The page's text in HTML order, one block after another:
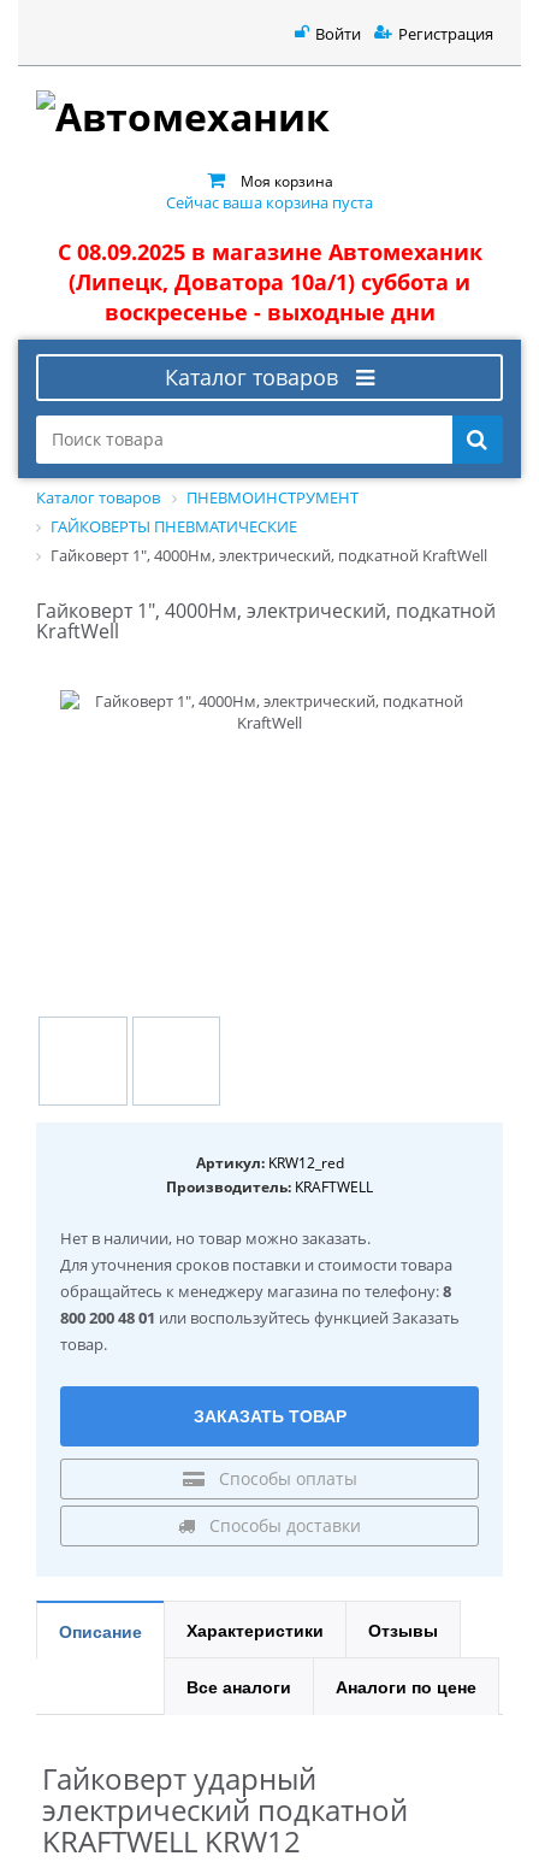
Войти Регистрация
Моя корзина
Сейчас ваша корзина пуста
С 08.09.2025 в магазине Автомеханик
(Липецк, Доватора 10а/1) суббота и
воскресенье - выходные дни
Каталог товаров
Каталог товаров
ПНЕВМОИНСТРУМЕНТ
ГАЙКОВЕРТЫ ПНЕВМАТИЧЕСКИЕ
Гайковерт 1", 4000Нм, электрический, подкатной KraftWell
Гайковерт 1", 4000Нм, электрический, подкатной
KraftWell
Артикул:KRW12_red
Производитель: KRAFTWELL
Нет в наличии, но товар можно заказать.
Для уточнения сроков поставки и стоимости товара
обращайтесь к менеджеру магазина по телефону:8
800 200 48 01 или воспользуйтесь функцией Заказать
товар.
ЗАКАЗАТЬ ТОВАР
Способы оплаты
Способы доставки
Описание Характеристики Отзывы
Все аналоги Аналоги по цене
Гайковерт ударный
электрический подкатной
KRAFTWELL KRW12